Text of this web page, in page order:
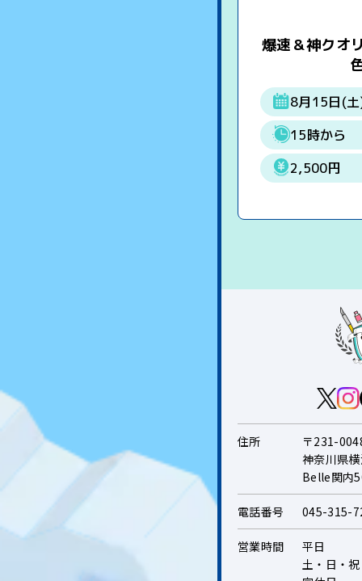
爆速＆神クオ
8月15日(
15時から
2,500円
住所
〒231-
神奈川県
Belle関内
電話番号 045-315-
営業時間
平日
土・日・祝